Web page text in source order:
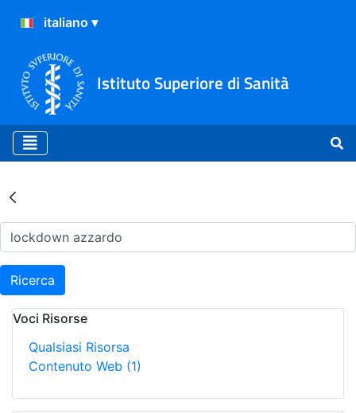
Istituto Superiore di Sanità
Risultati della Ricerca -
Ricerca
Voci Risorse
Qualsiasi Risorsa
Contenuto Web (1)